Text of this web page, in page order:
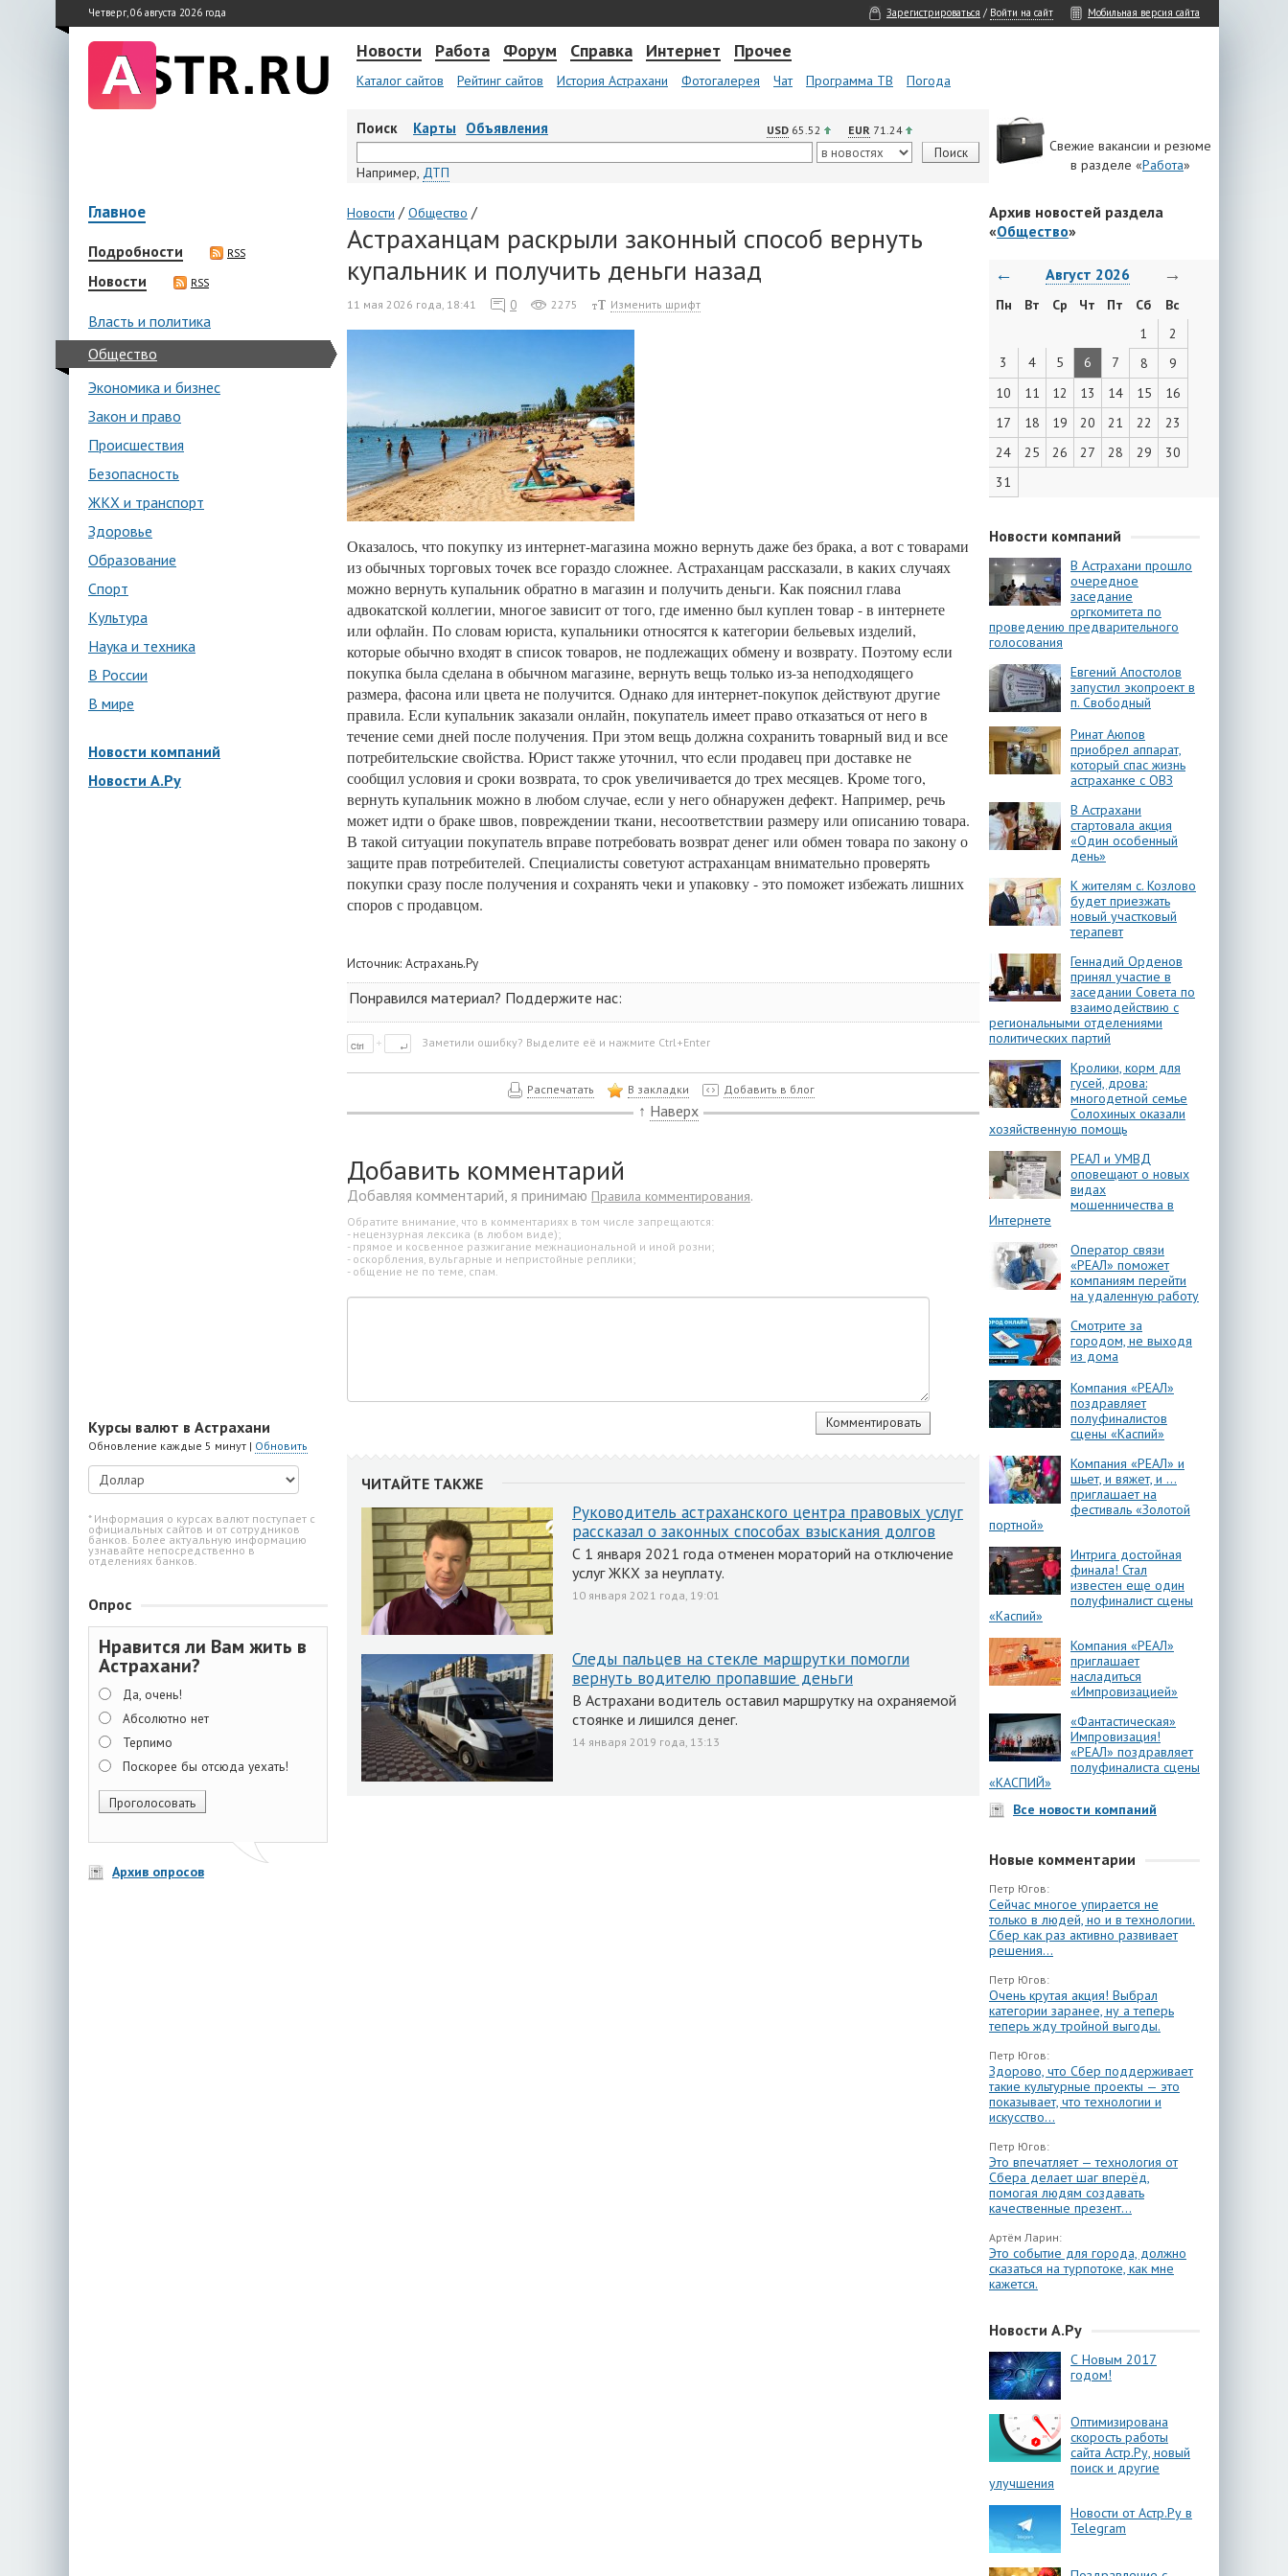
Четверг, 06 августа 2026 года Зарегистрироваться / Войти на сайт Мобильная версия сайта
Новости Работа Форум Справка Интернет Прочее
Каталог сайтов Рейтинг сайтов История Астрахани Фотогалерея Чат Программа ТВ Погода
Поиск Карты Объявления USD 65.52 EUR 71.24
Например, ДТП
Свежие вакансии и резюме
в разделе «Работа»
Главное
Подробности RSS
Новости RSS
Власть и политика
Общество
Экономика и бизнес
Закон и право
Происшествия
Безопасность
ЖКХ и транспорт
Здоровье
Образование
Спорт
Культура
Наука и техника
В России
В мире
Новости компаний
Новости А.Ру
Курсы валют в Астрахани
Обновление каждые 5 минут | Обновить
* Информация о курсах валют поступает с
официальных сайтов и от сотрудников
банков. Более актуальную информацию
узнавайте непосредственно в
отделениях банков.
Опрос
Нравится ли Вам жить в
Астрахани?
Да, очень!
Абсолютно нет
Терпимо
Поскорее бы отсюда уехать!
Архив опросов
Новости / Общество /
Астраханцам раскрыли законный способ вернуть
купальник и получить деньги назад
11 мая 2026 года, 18:41 0 2275 Изменить шрифт
Оказалось, что покупку из интернет-магазина можно вернуть даже без брака, а вот с товарами
из обычных торговых точек все гораздо сложнее. Астраханцам рассказали, в каких случаях
можно вернуть купальник обратно в магазин и получить деньги. Как пояснил глава
адвокатской коллегии, многое зависит от того, где именно был куплен товар - в интернете
или офлайн. По словам юриста, купальники относятся к категории бельевых изделий,
которые обычно входят в список товаров, не подлежащих обмену и возврату. Поэтому если
покупка была сделана в обычном магазине, вернуть вещь только из-за неподходящего
размера, фасона или цвета не получится. Однако для интернет-покупок действуют другие
правила. Если купальник заказали онлайн, покупатель имеет право отказаться от него в
течение семи дней после получения. При этом вещь должна сохранить товарный вид и все
потребительские свойства. Юрист также уточнил, что если продавец при доставке не
сообщил условия и сроки возврата, то срок увеличивается до трех месяцев. Кроме того,
вернуть купальник можно в любом случае, если у него обнаружен дефект. Например, речь
может идти о браке швов, повреждении ткани, несоответствии размеру или описанию товара.
В такой ситуации покупатель вправе потребовать возврат денег или обмен товара по закону о
защите прав потребителей. Специалисты советуют астраханцам внимательно проверять
покупки сразу после получения и сохранять чеки и упаковку - это поможет избежать лишних
споров с продавцом.
Источник: Астрахань.Ру
Понравился материал? Поддержите нас:
Заметили ошибку? Выделите её и нажмите Ctrl+Enter
Распечатать В закладки Добавить в блог
↑ Наверх
Добавить комментарий
Добавляя комментарий, я принимаю Правила комментирования.
Обратите внимание, что в комментариях в том числе запрещаются:
- нецензурная лексика (в любом виде);
- прямое и косвенное разжигание межнациональной и иной розни;
- оскорбления, вульгарные и непристойные реплики;
- общение не по теме, спам.
ЧИТАЙТЕ ТАКЖЕ
Руководитель астраханского центра правовых услуг
рассказал о законных способах взыскания долгов
С 1 января 2021 года отменен мораторий на отключение
услуг ЖКХ за неуплату.
10 января 2021 года, 19:01
Следы пальцев на стекле маршрутки помогли
вернуть водителю пропавшие деньги
В Астрахани водитель оставил маршрутку на охраняемой
стоянке и лишился денег.
14 января 2019 года, 13:13
Архив новостей раздела
«Общество»
← Август 2026 →
Пн Вт Ср Чт Пт Сб
Вс
1
2
3
4 5 6 7 8
9
10
11 12 13 14 15
16
17
18 19 20 21 22
23
24
25 26 27 28 29
30
31
Новости компаний
В Астрахани прошло
очередное
заседание
оргкомитета по
проведению предварительного
голосования
Евгений Апостолов
запустил экопроект в
п. Свободный
Ринат Аюпов
приобрел аппарат,
который спас жизнь
астраханке с ОВЗ
В Астрахани
стартовала акция
«Один особенный
день»
К жителям с. Козлово
будет приезжать
новый участковый
терапевт
Геннадий Орденов
принял участие в
заседании Совета по
взаимодействию с
региональными отделениями
политических партий
Кролики, корм для
гусей, дрова:
многодетной семье
Солохиных оказали
хозяйственную помощь
РЕАЛ и УМВД
оповещают о новых
видах
мошенничества в
Интернете
Оператор связи
«РЕАЛ» поможет
компаниям перейти
на удаленную работу
Смотрите за
городом, не выходя
из дома
Компания «РЕАЛ»
поздравляет
полуфиналистов
сцены «Каспий»
Компания «РЕАЛ» и
шьет, и вяжет, и …
приглашает на
фестиваль «Золотой
портной»
Интрига достойная
финала! Стал
известен еще один
полуфиналист сцены
«Каспий»
Компания «РЕАЛ»
приглашает
насладиться
«Импровизацией»
«Фантастическая»
Импровизация!
«РЕАЛ» поздравляет
полуфиналиста сцены
«КАСПИЙ»
Все новости компаний
Новые комментарии
Петр Югов:
Сейчас многое упирается не
только в людей, но и в технологии.
Сбер как раз активно развивает
решения...
Петр Югов:
Очень крутая акция! Выбрал
категории заранее, ну а теперь
теперь жду тройной выгоды.
Петр Югов:
Здорово, что Сбер поддерживает
такие культурные проекты — это
показывает, что технологии и
искусство...
Петр Югов:
Это впечатляет — технология от
Сбера делает шаг вперёд,
помогая людям создавать
качественные презент...
Артём Ларин:
Это событие для города, должно
сказаться на турпотоке, как мне
кажется.
Новости А.Ру
С Новым 2017
годом!
Оптимизирована
скорость работы
сайта Астр.Ру, новый
поиск и другие
улучшения
Новости от Астр.Ру в
Telegram